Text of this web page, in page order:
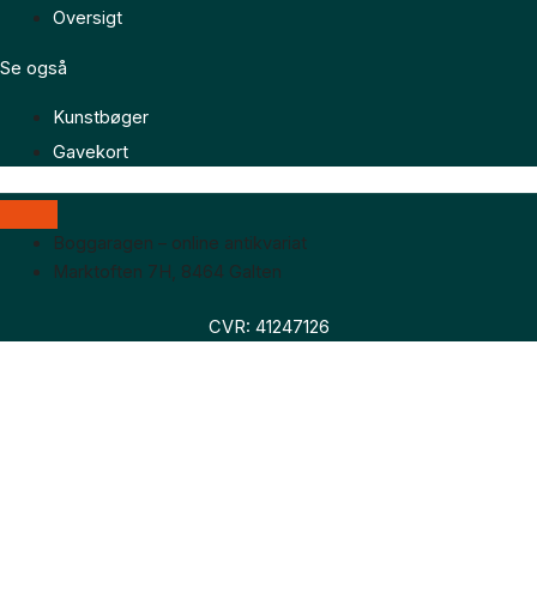
Oversigt
Se også
Kunstbøger
Gavekort
Boggaragen – online antikvariat
Marktoften 7H, 8464 Galten
CVR: 41247126